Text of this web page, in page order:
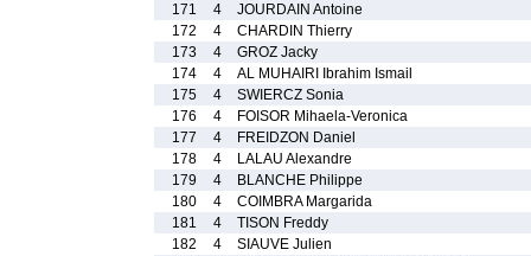
171
4
JOURDAIN Antoine
172
4
CHARDIN Thierry
173
4
GROZ Jacky
174
4
AL MUHAIRI Ibrahim Ismail
175
4
SWIERCZ Sonia
176
4
FOISOR Mihaela-Veronica
177
4
FREIDZON Daniel
178
4
LALAU Alexandre
179
4
BLANCHE Philippe
180
4
COIMBRA Margarida
181
4
TISON Freddy
182
4
SIAUVE Julien